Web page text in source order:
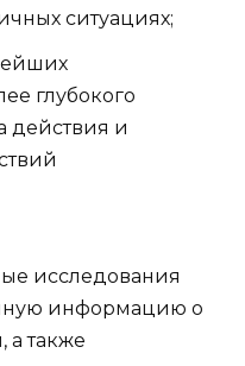
ситуациях;
глубокого
действия и
исследования
информацию о
а также